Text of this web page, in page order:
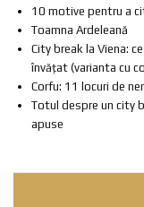
10 motive pentru a
Toamna Ardeleană
City break la Viena:
învățat (varianta cu
Corfu: 11 locuri de
Totul despre un city
apuse